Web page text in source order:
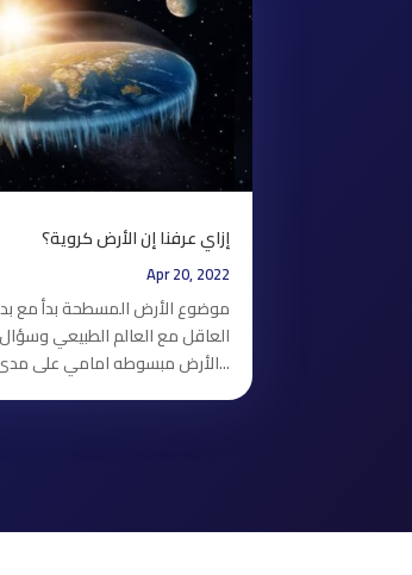
إزاي عرفنا إن الأرض كروية؟
Apr 20, 2022
موضوع الأرض المسطحة بدأ مع
العاقل مع العالم الطبيعي
الأرض مبسوطه امامي على مدى بصري...